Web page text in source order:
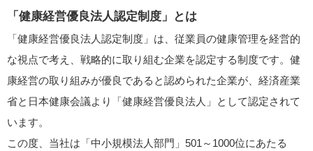
「健康経営優良法人認定制度」とは
「健康経営優良法人認定制度」は、従業員の健康管理を経営的
な視点で考え、戦略的に取り組む企業を認定する制度です。健
康経営の取り組みが優良であると認められた企業が、経済産業
省と日本健康会議より「健康経営優良法人」として認定されて
います。
この度、当社は「中小規模法人部門」501～1000位にあたる